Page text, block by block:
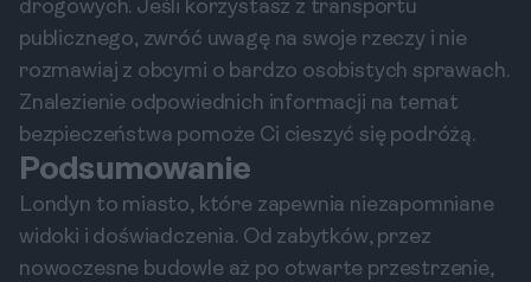
drogowych. Jeśli korzystasz z transportu
publicznego, zwróć uwagę na swoje rzeczy i nie
rozmawiaj z obcymi o bardzo osobistych sprawach.
Znalezienie odpowiednich informacji na temat
bezpieczeństwa pomoże Ci cieszyć się podróżą.
Podsumowanie
Londyn to miasto, które zapewnia niezapomniane
widoki i doświadczenia. Od zabytków, przez
nowoczesne budowle aż po otwarte przestrzenie,